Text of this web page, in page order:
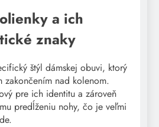
a ich
znaky
štýl dámskej obuvi, ktorý
zakončením nad kolenom.
pre ich identitu a zároveň
predĺženiu nohy, čo je veľmi